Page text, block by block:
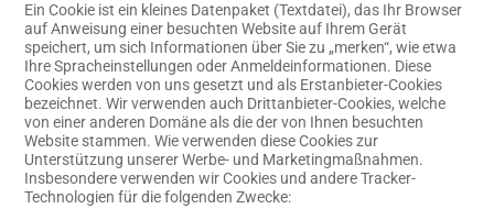
Ein Cookie ist ein kleines Datenpaket (Textdatei), das Ihr Browser
auf Anweisung einer besuchten Website auf Ihrem Gerät
speichert, um sich Informationen über Sie zu „merken“, wie etwa
Ihre Spracheinstellungen oder Anmeldeinformationen. Diese
Cookies werden von uns gesetzt und als Erstanbieter-Cookies
bezeichnet. Wir verwenden auch Drittanbieter-Cookies, welche
von einer anderen Domäne als die der von Ihnen besuchten
Website stammen. Wie verwenden diese Cookies zur
Unterstützung unserer Werbe- und Marketingmaßnahmen.
Insbesondere verwenden wir Cookies und andere Tracker-
Technologien für die folgenden Zwecke: